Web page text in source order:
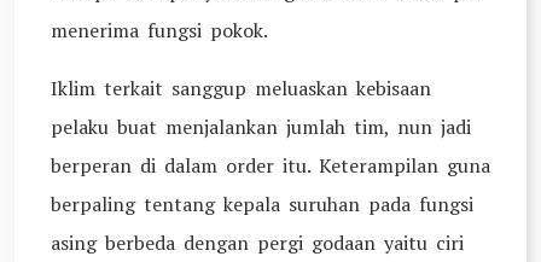
menerima fungsi pokok.
Iklim terkait sanggup meluaskan kebisaan
pelaku buat menjalankan jumlah tim, nun jadi
berperan di dalam order itu. Keterampilan guna
berpaling tentang kepala suruhan pada fungsi
asing berbeda dengan pergi godaan yaitu ciri